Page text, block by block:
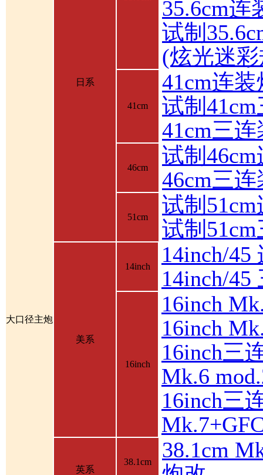
大口径主炮
日系
35.6cm连
试制
(炫光迷
41cm
41cm连装
试制
41cm三
46cm
试制
46cm三
51cm
试制
试制
美系
14inch
14inch/45
14inch/45
16inch
16inch
16inch
16inch三
Mk.6
16inch三
英系
38.1cm
38.1cm